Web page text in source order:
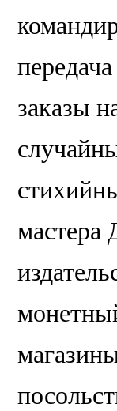
заказы